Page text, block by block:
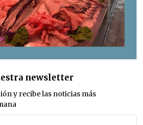
newsletter
y recibe las noticias más